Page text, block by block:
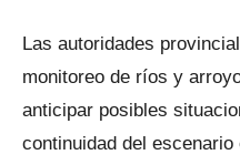
Las autoridades
monitoreo de ríos y
anticipar posibles
continuidad del